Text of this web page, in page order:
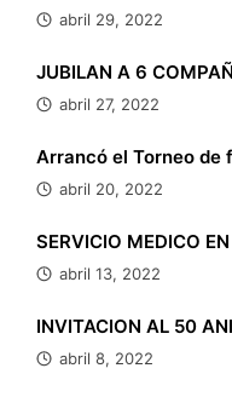
abril 29, 2022
JUBILAN A 6
abril 27, 2022
Arrancó el Torneo de
abril 20, 2022
SERVICIO MEDICO
abril 13, 2022
INVITACION AL 50
abril 8, 2022